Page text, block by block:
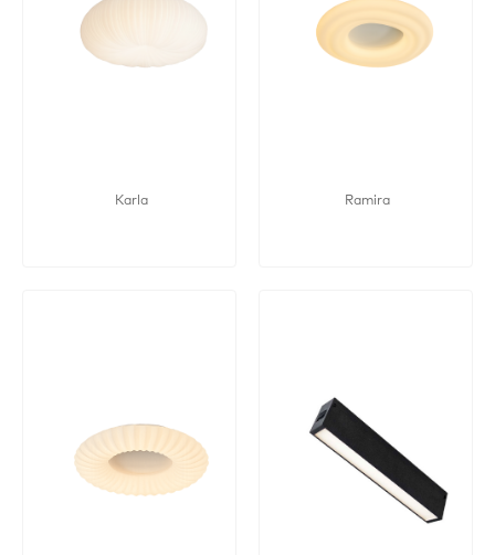
Karla Ramira